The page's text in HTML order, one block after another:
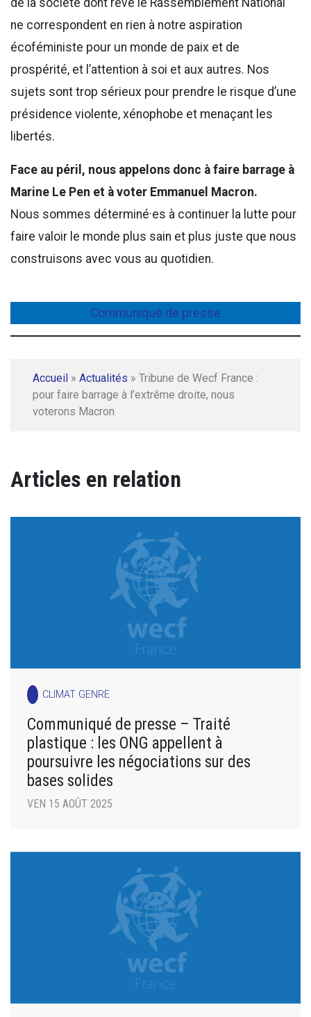
ne correspondent en rien à notre aspiration
écoféministe pour un monde de paix et de
prospérité, et l’attention à soi et aux autres. Nos
sujets sont trop sérieux pour prendre le risque d’une
présidence violente, xénophobe et menaçant les
libertés.
Face au péril, nous appelons donc à faire barrage à
Marine Le Pen et à voter Emmanuel Macron.
Nous sommes déterminé·es à continuer la lutte pour
faire valoir le monde plus sain et plus juste que nous
construisons avec vous au quotidien.
Communiqué de presse
Accueil » Actualités » Tribune de Wecf France :
pour faire barrage à l’extrême droite, nous
voterons Macron
Articles en relation
CLIMAT GENRE
Communiqué de presse – Traité
plastique : les ONG appellent à
poursuivre les négociations sur des
bases solides
VEN 15 AOÛT 2025